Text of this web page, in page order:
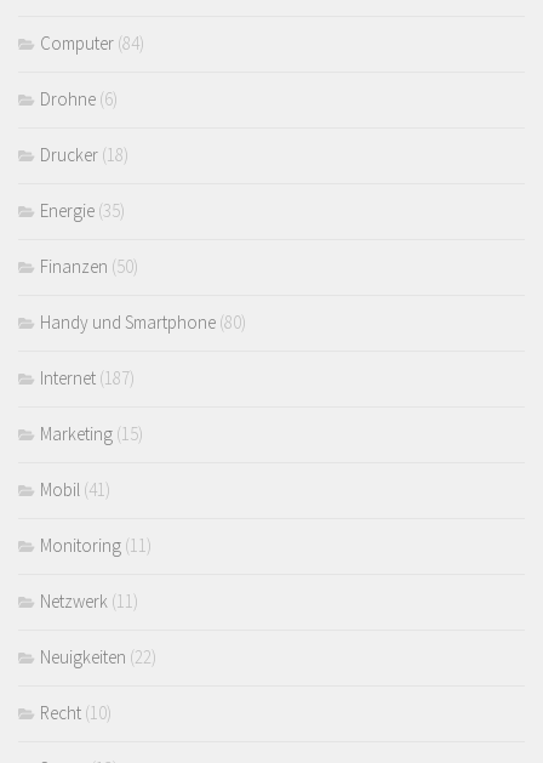
Computer (84)
Drohne (6)
Drucker (18)
Energie (35)
Finanzen (50)
Handy und Smartphone (80)
Internet (187)
Marketing (15)
Mobil (41)
Monitoring (11)
Netzwerk (11)
Neuigkeiten (22)
Recht (10)